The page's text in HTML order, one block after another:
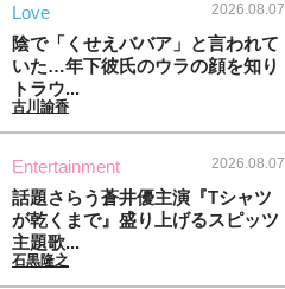
Love 2026.08.07
陰で「くせえババア」と言われて
いた…年下彼氏のウラの顔を知り
トラウ...
古川諭香
Entertainment 2026.08.07
話題さらう蒼井優主演『Tシャツ
が乾くまで』盛り上げるスピッツ
主題歌...
石黒隆之